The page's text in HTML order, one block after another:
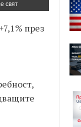
свят
през